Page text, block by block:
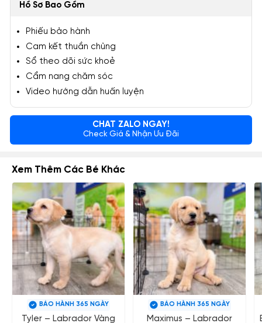
Hồ Sơ Bao Gồm
Phiếu bảo hành
Cam kết thuần chủng
Sổ theo dõi sức khoẻ
Cẩm nang chăm sóc
Video hướng dẫn huấn luyện
CHAT ZALO NGAY!
Check Giá & Nhận Ưu Đãi
Xem Thêm Các Bé Khác
BẢO HÀNH 365 NGÀY
Tyler – Labrador Vàng
BẢO HÀNH 365 NGÀY
Maximus – Labrador